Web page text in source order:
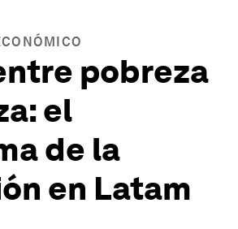
pobreza
el
de la
en Latam